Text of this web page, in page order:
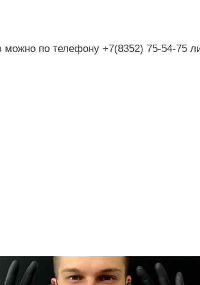
можно по телефону +7(8352) 75-54-75